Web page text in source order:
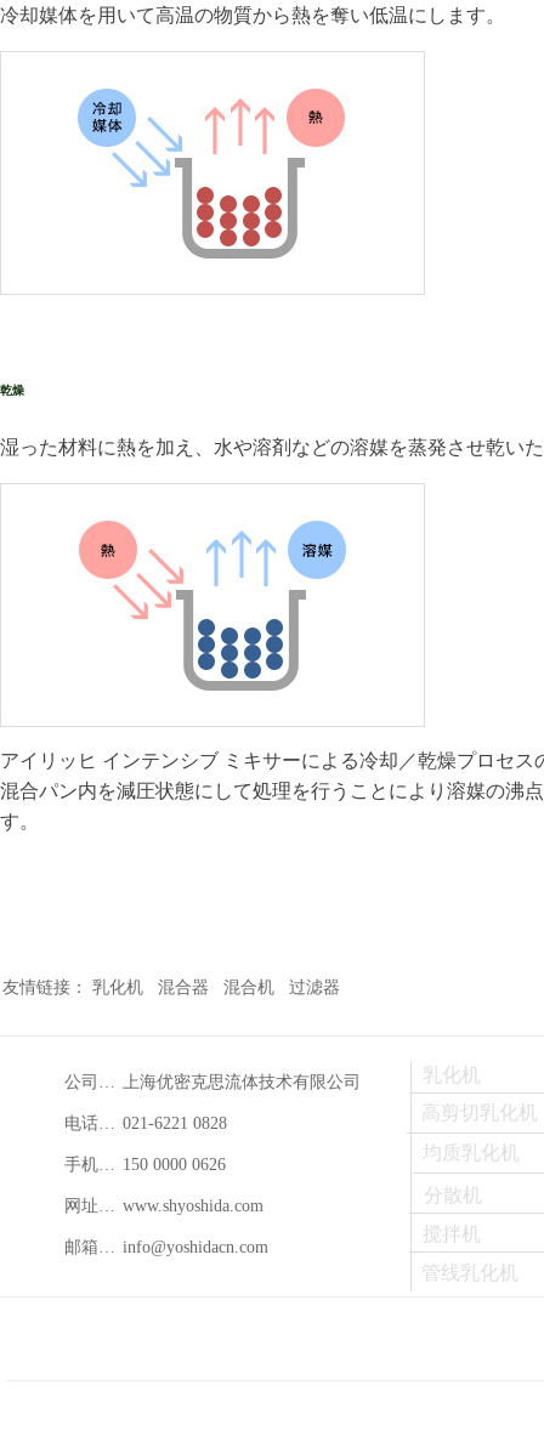
冷却媒体を用いて高温の物質から熱を奪い低温にします。
乾燥
湿った材料に熱を加え、水や溶剤などの溶媒を蒸発させ乾い
アイリッヒ インテンシブ ミキサーによる冷却／乾燥プロセス
混合パン内を減圧状態にして処理を行うことにより溶媒の沸
す。
友情链接： 乳化机 混合器 混合机 过滤器
公司名称： 上海优密克思流体技术有限公司
电话：021-88888888 021-6221 0828
手机：150 0000 0626 150 0000 0626
网址：www.shyoshida.com www.shyoshida.com
邮箱：info@shyoshida.com info@yoshidacn.com
乳化机
高剪切乳化机
均质乳化机
分散机
搅拌机
管线乳化机